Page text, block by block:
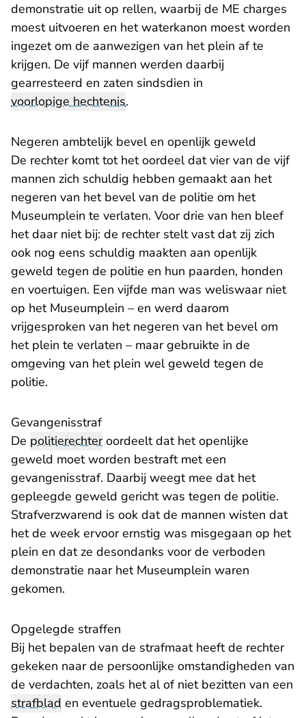
demonstratie uit op rellen, waarbij de ME charges
moest uitvoeren en het waterkanon moest worden
ingezet om de aanwezigen van het plein af te
krijgen. De vijf mannen werden daarbij
gearresteerd en zaten sindsdien in
voorlopige hechtenis.
Negeren ambtelijk bevel en openlijk geweld
De rechter komt tot het oordeel dat vier van de vijf
mannen zich schuldig hebben gemaakt aan het
negeren van het bevel van de politie om het
Museumplein te verlaten. Voor drie van hen bleef
het daar niet bij: de rechter stelt vast dat zij zich
ook nog eens schuldig maakten aan openlijk
geweld tegen de politie en hun paarden, honden
en voertuigen. Een vijfde man was weliswaar niet
op het Museumplein – en werd daarom
vrijgesproken van het negeren van het bevel om
het plein te verlaten – maar gebruikte in de
omgeving van het plein wel geweld tegen de
politie.
Gevangenisstraf
De politierechteroordeelt dat het openlijke
geweld moet worden bestraft met een
gevangenisstraf. Daarbij weegt mee dat het
gepleegde geweld gericht was tegen de politie.
Strafverzwarend is ook dat de mannen wisten dat
het de week ervoor ernstig was misgegaan op het
plein en dat ze desondanks voor de verboden
demonstratie naar het Museumplein waren
gekomen.
Opgelegde straffen
Bij het bepalen van de strafmaat heeft de rechter
gekeken naar de persoonlijke omstandigheden van
de verdachten, zoals het al of niet bezitten van een
strafblad en eventuele gedragsproblematiek.